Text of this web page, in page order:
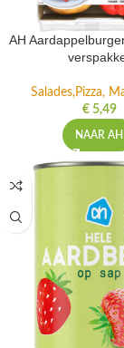
AH
Salades,Pizza,
€5,49
NAAR AH